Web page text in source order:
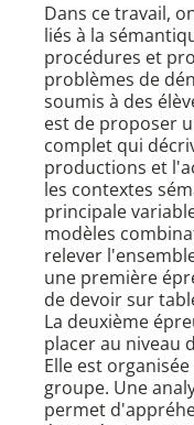
Dans ce travail,
liés à la
procédures et
problèmes de
soumis à des
est de proposer
complet qui
productions et
les contextes
principale
modèles
relever
une première
de devoir sur
La deuxième
placer au niveau
Elle est
groupe. Une
permet